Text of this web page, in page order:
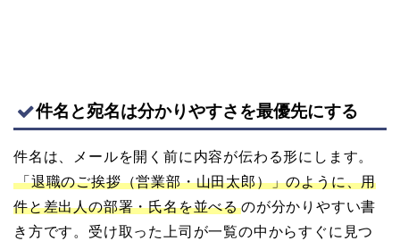
件名と宛名は分かりやすさを最優先にする
件名は、メールを開く前に内容が伝わる形にします。
「退職のご挨拶（営業部・山田太郎）」のように、用
件と差出人の部署・氏名を並べるのが分かりやすい書
き方です。受け取った上司が一覧の中からすぐに見つ